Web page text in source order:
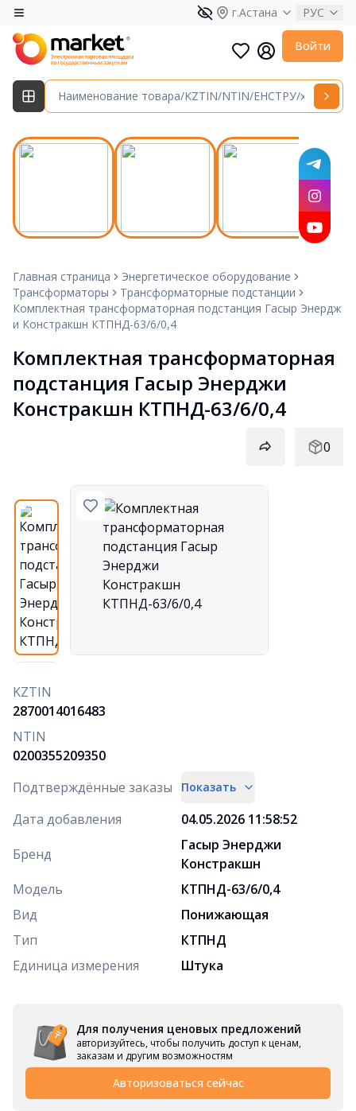
г.Астана РУС
Войти
Главная страница
Энергетическое оборудование
Трансформаторы
Трансформаторные подстанции
Комплектная трансформаторная подстанция Гасыр Энердж
и Констракшн КТПНД-63/6/0,4
Комплектная трансформаторная
подстанция Гасыр Энерджи
Констракшн КТПНД-63/6/0,4
0
KZTIN
2870014016483
NTIN
0200355209350
Подтверждённые заказы
Показать
Дата добавления
04.05.2026 11:58:52
Бренд
Гасыр Энерджи
Констракшн
Модель
КТПНД-63/6/0,4
Вид
Понижающая
Тип
КТПНД
Единица измерения
Штука
Для получения ценовых предложений
авторизуйтесь, чтобы получить доступ к ценам,
заказам и другим возможностям
Авторизоваться сейчас